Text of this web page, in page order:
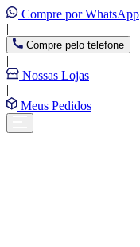
Compre por WhatsApp
|
Compre pelo telefone
|
Nossas Lojas
|
Meus Pedidos